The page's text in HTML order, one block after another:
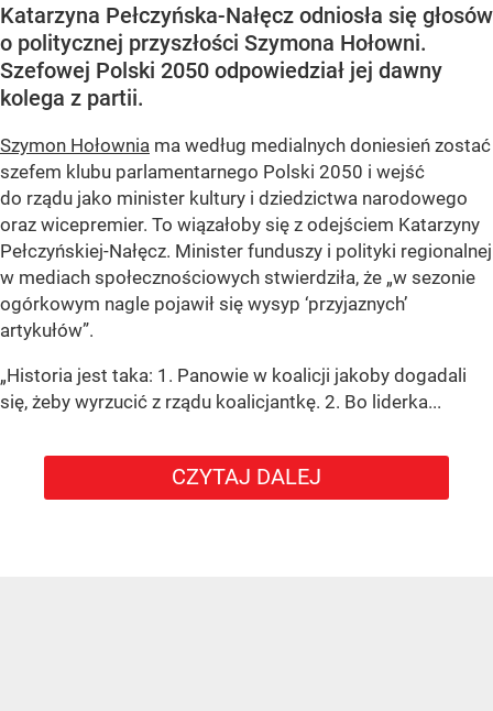
Katarzyna Pełczyńska-Nałęcz odniosła się głosów
o politycznej przyszłości Szymona Hołowni.
Szefowej Polski 2050 odpowiedział jej dawny
kolega z partii.
Szymon Hołownia ma według medialnych doniesień zostać
szefem klubu parlamentarnego Polski 2050 i wejść
do rządu jako minister kultury i dziedzictwa narodowego
oraz wicepremier. To wiązałoby się z odejściem Katarzyny
Pełczyńskiej-Nałęcz. Minister funduszy i polityki regionalnej
w mediach społecznościowych stwierdziła, że „w sezonie
ogórkowym nagle pojawił się wysyp ‘przyjaznych’
artykułów”.
„Historia jest taka: 1. Panowie w koalicji jakoby dogadali
się, żeby wyrzucić z rządu koalicjantkę. 2. Bo liderka...
CZYTAJ DALEJ